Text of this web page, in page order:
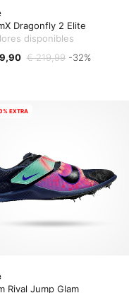
Dragonfly 2 Elite
disponibles
€ 219,99 -32%
Rival Jump Glam
EXTRA